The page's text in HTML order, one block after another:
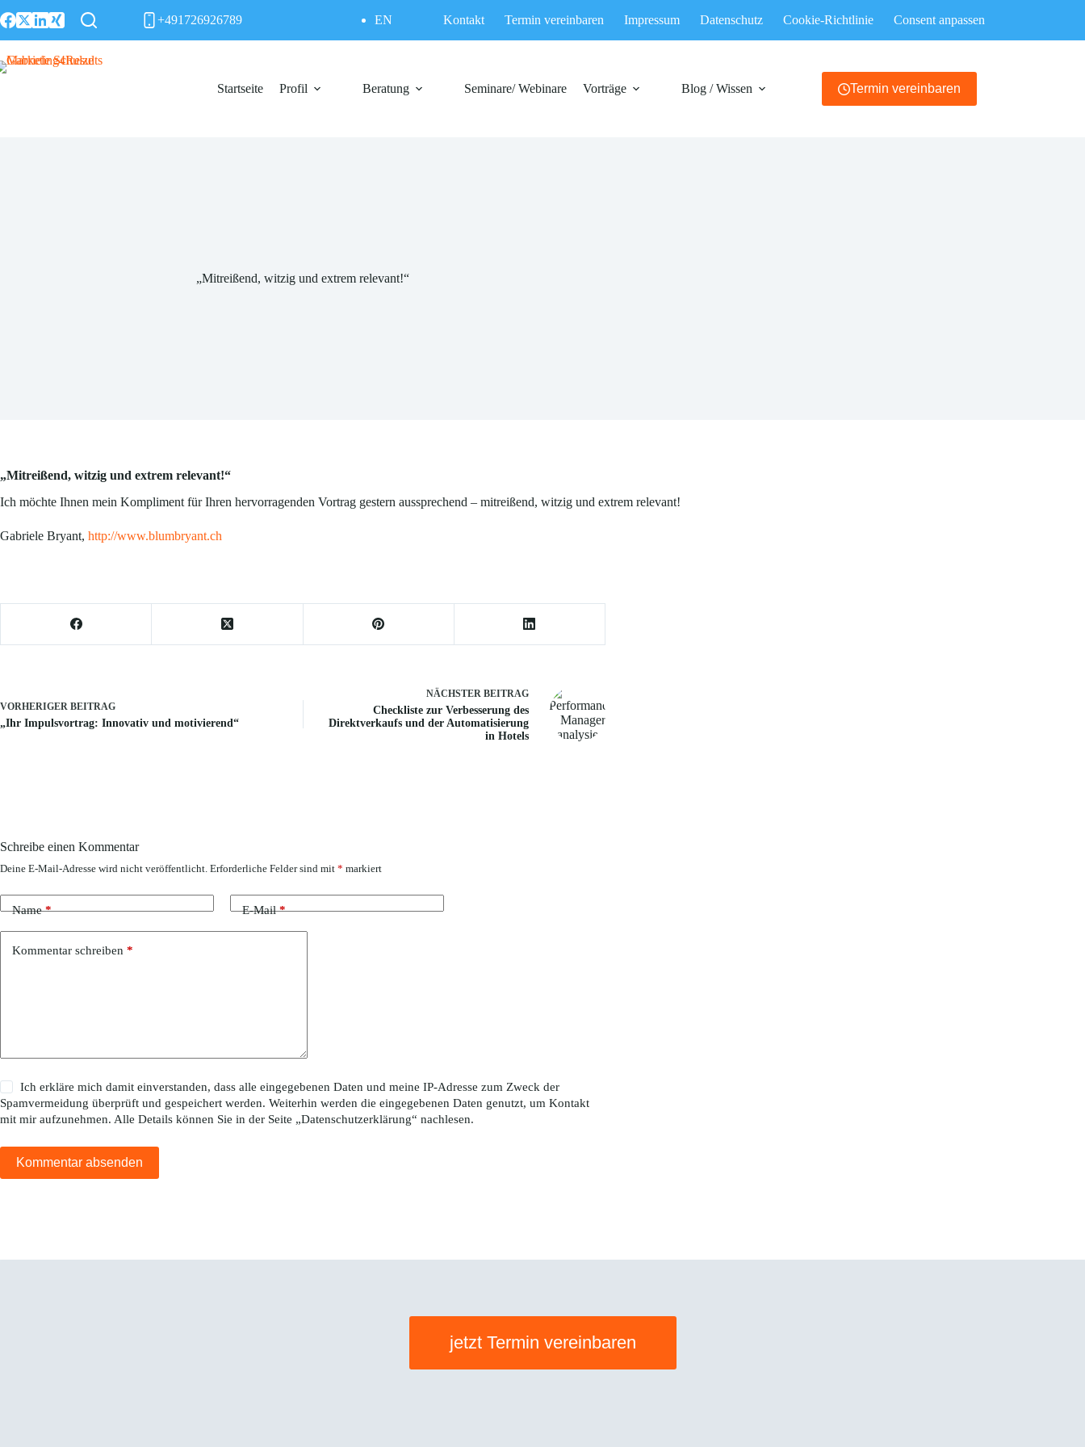
Inhalt
+491726926789 EN Kontakt Termin vereinbaren Impressum Datenschutz Cookie-Richtlinie Consent anpassen
Startseite Profil Beratung Seminare/ Webinare Vorträge Blog / Wissen Termin vereinbaren
„Mitreißend, witzig und extrem relevant!“
„Mitreißend, witzig und extrem relevant!“
Ich möchte Ihnen mein Kompliment für Ihren hervorragenden Vortrag gestern aussprechend – mitreißend, witzig und extrem relevant!
Gabriele Bryant, http://www.blumbryant.ch
VORHERIGER BEITRAG
„Ihr Impulsvortrag: Innovativ und motivierend“
NÄCHSTER BEITRAG
Checkliste zur Verbesserung des
Direktverkaufs und der Automatisierung
in Hotels
Schreibe einen Kommentar
Deine E-Mail-Adresse wird nicht veröffentlicht. Erforderliche Felder sind mit * markiert
Name* E-Mail*
Kommentar schreiben *
Ich erkläre mich damit einverstanden, dass alle eingegebenen Daten und meine IP-Adresse zum Zweck der
Spamvermeidung überprüft und gespeichert werden. Weiterhin werden die eingegebenen Daten genutzt, um Kontakt
mit mir aufzunehmen. Alle Details können Sie in der Seite „Datenschutzerklärung“ nachlesen.
Kommentar absenden
jetzt Termin vereinbaren